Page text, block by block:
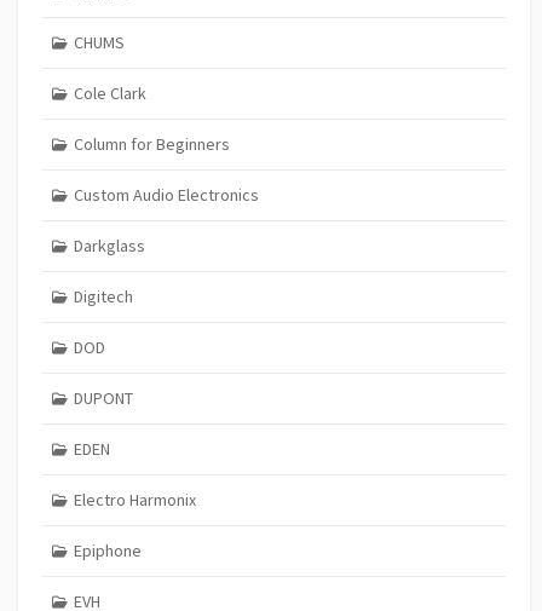
CHUMS
Cole Clark
Column for Beginners
Custom Audio Electronics
Darkglass
Digitech
DOD
DUPONT
EDEN
Electro Harmonix
Epiphone
EVH